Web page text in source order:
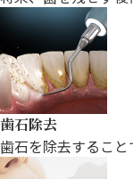
歯石除去
歯石を除去すること